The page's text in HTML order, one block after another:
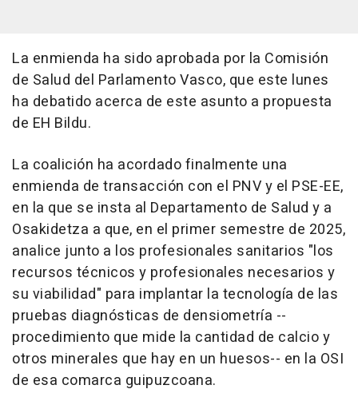
La enmienda ha sido aprobada por la Comisión
de Salud del Parlamento Vasco, que este lunes
ha debatido acerca de este asunto a propuesta
de EH Bildu.
La coalición ha acordado finalmente una
enmienda de transacción con el PNV y el PSE-EE,
en la que se insta al Departamento de Salud y a
Osakidetza a que, en el primer semestre de 2025,
analice junto a los profesionales sanitarios "los
recursos técnicos y profesionales necesarios y
su viabilidad" para implantar la tecnología de las
pruebas diagnósticas de densiometría --
procedimiento que mide la cantidad de calcio y
otros minerales que hay en un huesos-- en la OSI
de esa comarca guipuzcoana.